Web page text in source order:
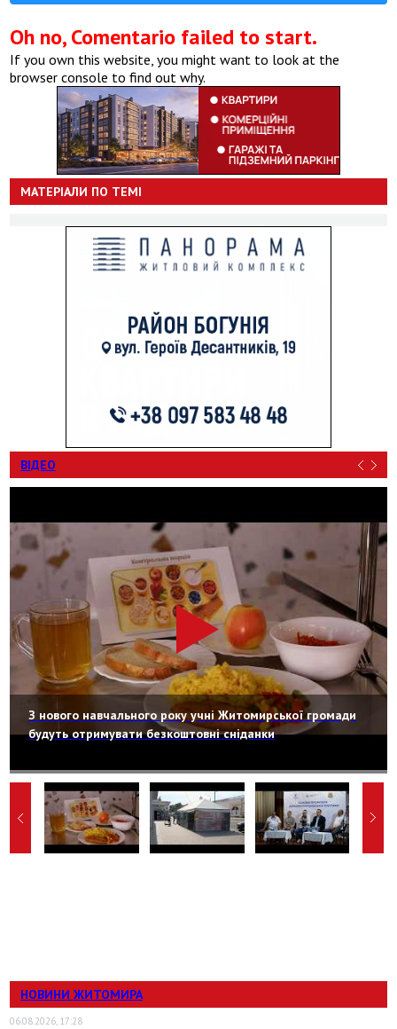
Oh no, Comentario failed to start.
If you own this website, you might want to look at the
browser console to find out why.
МАТЕРІАЛИ ПО ТЕМІ
ВІДЕО
З нового навчального року учні Житомирської громади
будуть отримувати безкоштовні сніданки
НОВИНИ ЖИТОМИРА
06.08.2026, 17:28